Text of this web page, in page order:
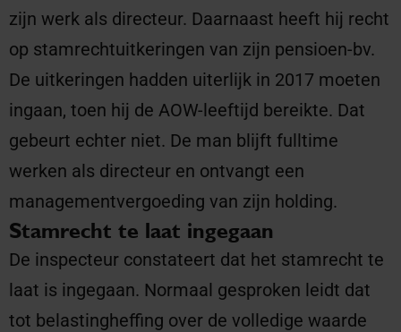
zijn werk als directeur. Daarnaast heeft hij recht
op stamrechtuitkeringen van zijn pensioen-bv.
De uitkeringen hadden uiterlijk in 2017 moeten
ingaan, toen hij de AOW-leeftijd bereikte. Dat
gebeurt echter niet. De man blijft fulltime
werken als directeur en ontvangt een
managementvergoeding van zijn holding.
Stamrecht te laat ingegaan
De inspecteur constateert dat het stamrecht te
laat is ingegaan. Normaal gesproken leidt dat
tot belastingheffing over de volledige waarde